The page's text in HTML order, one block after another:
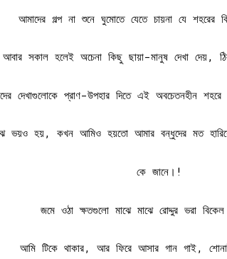
আমাদের গল্প না শুনে ঘুমোতে যেতে চায়না যে শহরের
আবার সকাল হলেই অচেনা কিছু ছায়া-মানুষ দেখা দেয়,
দেখাগুলোকে প্রাণ-উপহার দিতে এই অবচেতনহীন শহরে
ভয়ও হয়, কখন আমিও হয়তো আমার বন্ধুদের মত
কে জানে।!
জমে ওঠা ক্ষতগুলো মাঝে মাঝে রোদ্দুর ভরা বিকেল
আমি টিকে থাকার, আর ফিরে আসার গান গাই,